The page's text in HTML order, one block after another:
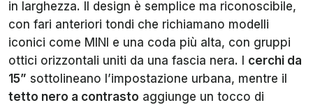
in larghezza. Il design è semplice ma riconoscibile,
con fari anteriori tondi che richiamano modelli
iconici come MINI e una coda più alta, con gruppi
ottici orizzontali uniti da una fascia nera. I cerchi da
15” sottolineano l’impostazione urbana, mentre il
tetto nero a contrasto aggiunge un tocco di